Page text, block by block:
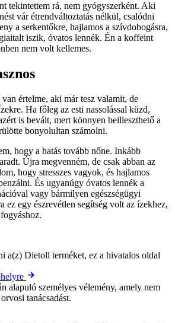
tekintettem rá, nem gyógyszerként. Aki
vár étrendváltoztatás nélkül, csalódni
a serkentőkre, hajlamos a szívdobogásra,
iszik, óvatos lennék. Én a koffeint
nem volt kellemes.
értelme, aki már tesz valamit, de
Ha főleg az esti nassolással küzd,
is bevált, mert könnyen beilleszthető a
bonyolultan számolni.
hogy a hatás tovább nőne. Inkább
Újra megvenném, de csak abban az
hogy stresszes vagyok, és hajlamos
És ugyanúgy óvatos lennék a
vagy bármilyen egészségügyi
ez egy észrevétlen segítség volt az ízekhez,
a(z) Dietoll terméket, ez a hivatalos oldal
alapuló személyes vélemény, amely nem
tanácsadást.